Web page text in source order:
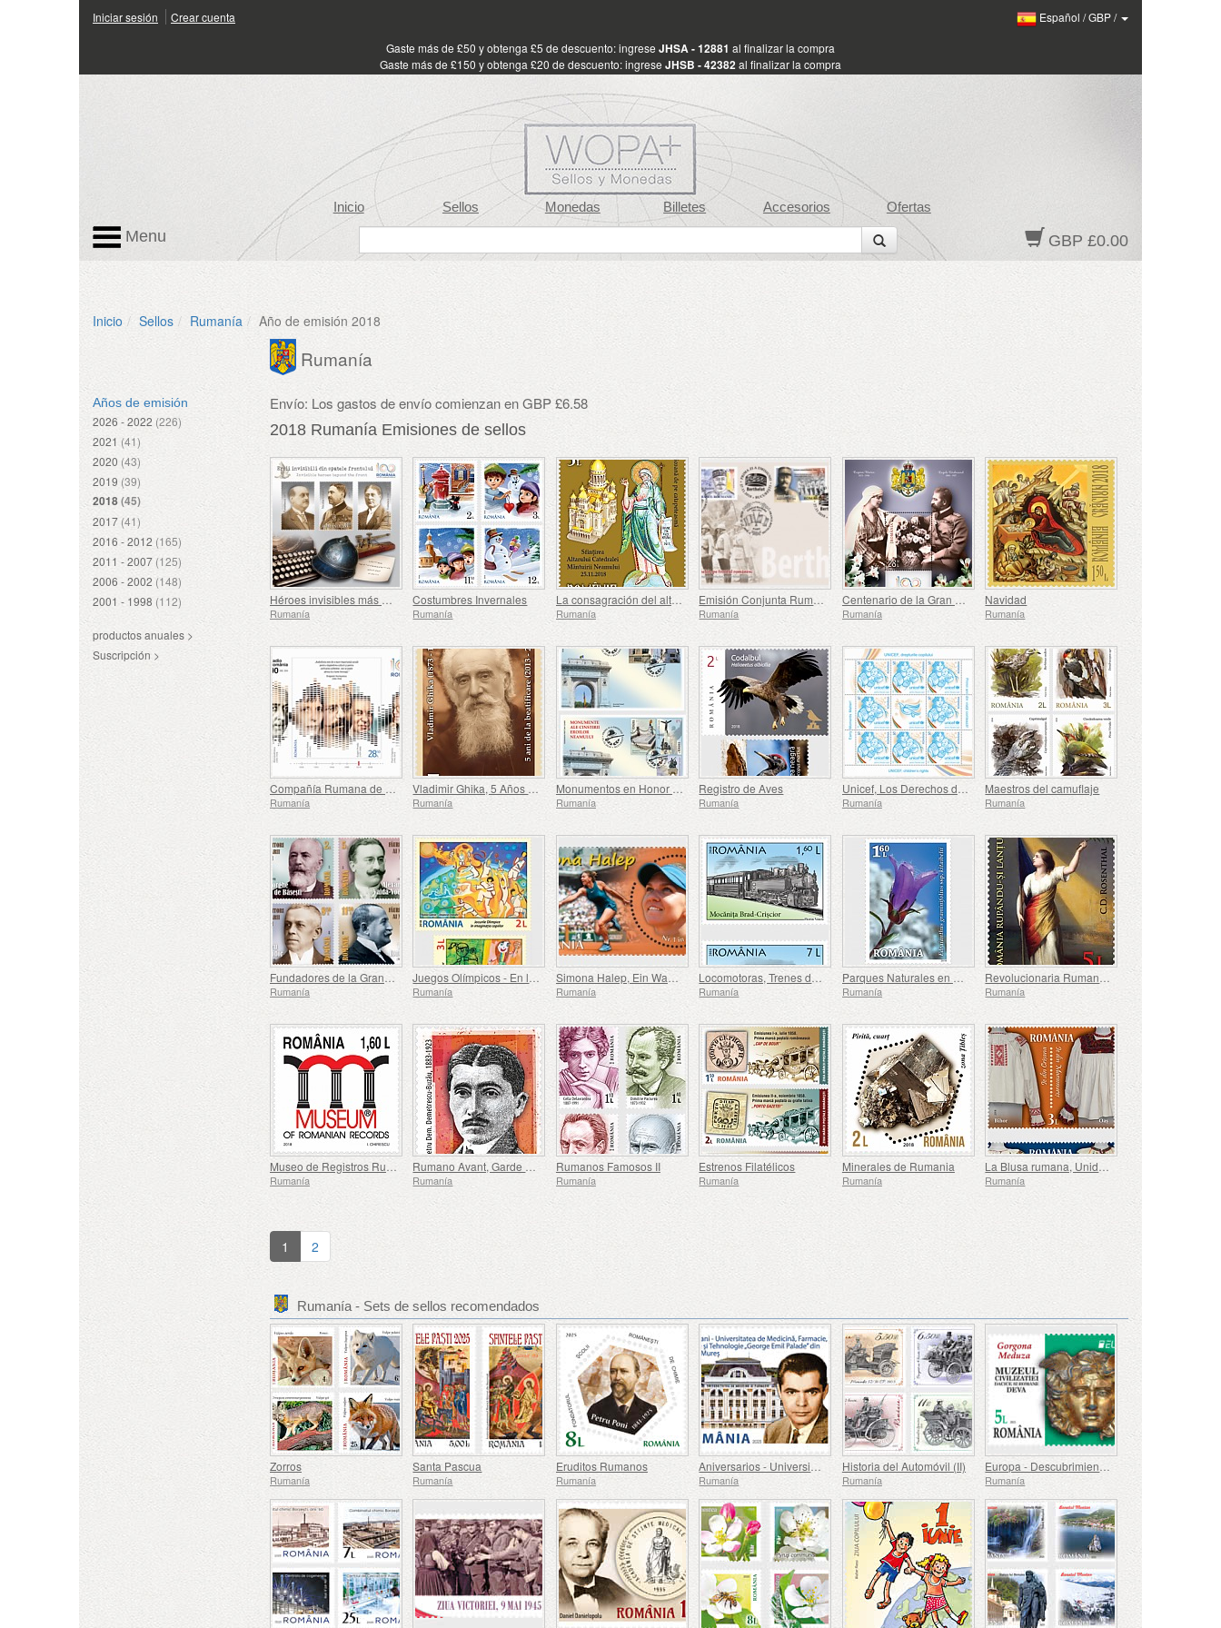
Iniciar sesión Crear cuenta Español /GBP/
Gaste más de £50 y obtenga £5 de descuento: ingrese JHSA - 12881 al finalizar la compra
Gaste más de £150 y obtenga £20 de descuento: ingrese JHSB - 42382al finalizar la compra
Inicio Sellos Monedas Billetes Accesorios Ofertas
GBP £0.00
Menu
Inicio Sellos Rumanía Año de emisión 2018
Años de emisión
2026 - 2022 (226)
2021 (41)
2020 (43)
2019 (39)
2018(45)
2017 (41)
2016 - 2012 (165)
2011 - 2007 (125)
2006 - 2002 (148)
2001 - 1998 (112)
productos anuales >
Suscripción >
Rumanía
Envío: Los gastos de envío comienzan en GBP £6.58
2018 Rumanía Emisiones de sellos
Héroes invisibles más allá del frente
Rumanía
Costumbres Invernales
Rumanía
La consagración del altar de la catedral nacional de salvación
Rumanía
Emisión Conjunta Rumanía - Francia
Rumanía
Centenario de la Gran Union
Rumanía
Navidad
Rumanía
Compañía Rumana de Radiodifusión, 90 Años de Existencia
Rumanía
Vladimir Ghika, 5 Años después de la Beatificación
Rumanía
Monumentos en Honor de los Héroes de la Nación
Rumanía
Registro de Aves
Rumanía
Unicef, Los Derechos del los Niños
Rumanía
Maestros del camuflaje
Rumanía
Fundadores de la Gran Unión (II)
Rumanía
Juegos Olímpicos - En la Imaginación de los Niños
Rumanía
Simona Halep, Ein Wahrzeichen Champion
Rumanía
Locomotoras, Trenes de Vapor
Rumanía
Parques Naturales en Rumani
Rumanía
Revolucionaria Rumania en Pintura
Rumanía
Museo de Registros Rumanos
Rumanía
Rumano Avant, Garde Escritores
Rumanía
Rumanos Famosos II
Rumanía
Estrenos Filatélicos
Rumanía
Minerales de Rumania
Rumanía
La Blusa rumana, Unidad en Espíritu
Rumanía
1 2
Rumanía - Sets de sellos recomendados
Zorros
Rumanía
Santa Pascua
Rumanía
Eruditos Rumanos
Rumanía
Aniversarios - Universidad de Medicina, Farmacia, Ciencia y Tecnología George Emil Palade de Targu Mures
Rumanía
Historia del Automóvil (II)
Rumanía
Europa - Descubrimientos Arqueológicos Nacionales
Rumanía